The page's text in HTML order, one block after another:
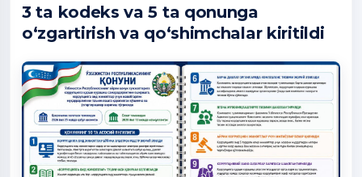
3 ta kodeks va 5 ta qonunga
o‘zgartirish va qo‘shimchalar kiritildi